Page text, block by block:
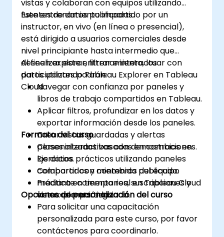
vistas y colaboran con equipos utilizando
fuentes de datos publicadas.
Este entrenamiento impartido por un
instructor, en vivo (en línea o presencial),
está dirigido a usuarios comerciales desde
nivel principiante hasta intermedio que
deseen explorar, filtrar e interactuar con
datos utilizando Tableau Explorer en Tableau
Cloud.
Al finalizar este entrenamiento, los
participantes podrán:
Navegar con confianza por paneles y
libros de trabajo compartidos en Tableau.
Aplicar filtros, profundizar en los datos y
exportar información desde los paneles.
Crear vistas guardadas y alertas
personalizadas basadas en cambios en
los datos.
Colaborar con miembros del equipo
mediante comentarios, suscripciones y
vistas compartidas.
Formato del curso
Clases interactivas con demostraciones.
Ejercicios prácticos utilizando paneles
compartidos y contenido publicado.
Práctica en tiempo real en Tableau Cloud
con exploración guiada.
Opciones de personalización del curso
Para solicitar una capacitación
personalizada para este curso, por favor
contáctenos para coordinarlo.